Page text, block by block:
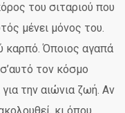
του σιταριού που
μένει μόνος του.
καρπό. Όποιος αγαπά
τον κόσμο
την αιώνια ζωή. Αν